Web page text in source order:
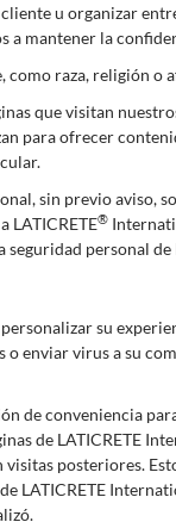
u organizar
a mantener la
raza, religión
que visitan
para ofrecer
sin previo aviso,
LATICRETE®
personal de
su
enviar virus a su
de conveniencia
de LATICRETE
posteriores.
LATICRETE